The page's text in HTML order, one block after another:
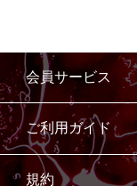
会員サービス
ご利用ガイド
規約